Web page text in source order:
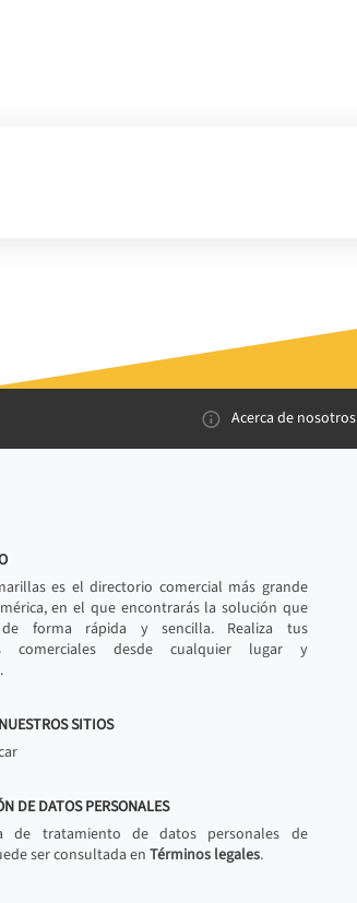
Acerca de nosotros
es el directorio comercial más grande
en el que encontrarás la solución que
de forma rápida y sencilla. Realiza tus
comerciales desde cualquier lugar y
SITIOS
DE DATOS PERSONALES
de tratamiento de datos personales de
ser consultada en Términos legales.